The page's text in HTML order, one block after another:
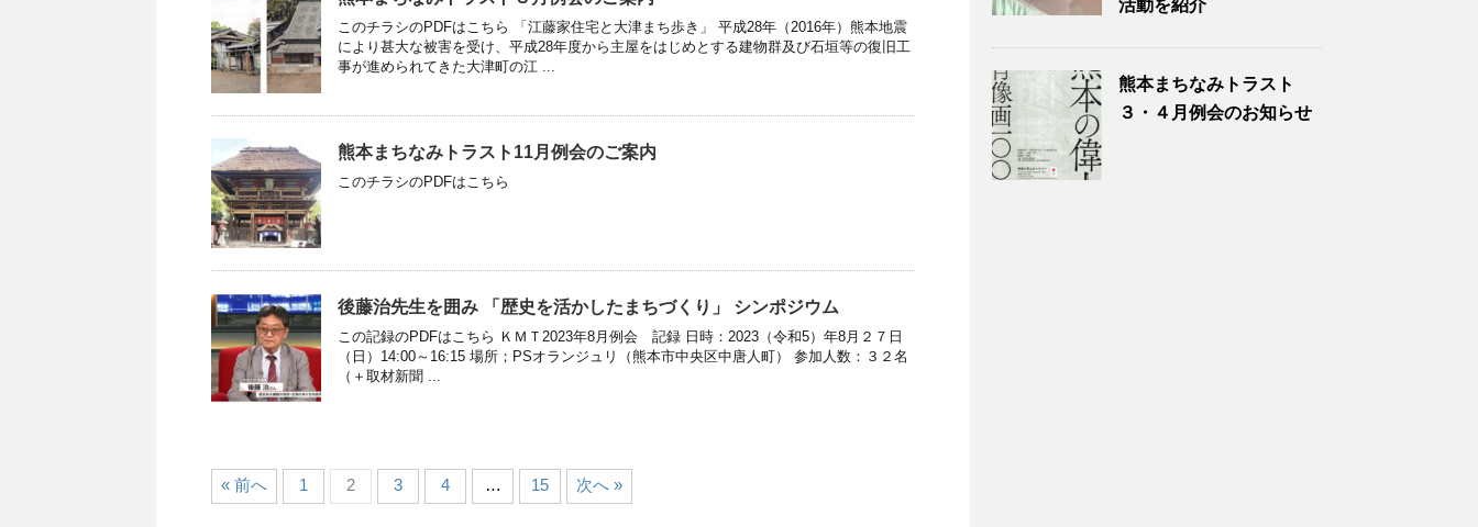
このチラシのPDFはこちら 「江藤家住宅と大津まち歩き」 平成28年（2016年）熊本地震
により甚大な被害を受け、平成28年度から主屋をはじめとする建物群及び石垣等の復旧工
事が進められてきた大津町の江 ...
熊本まちなみトラスト11月例会のご案内
このチラシのPDFはこちら
後藤治先生を囲み 「歴史を活かしたまちづくり」 シンポジウム
この記録のPDFはこちら ＫＭＴ2023年8月例会 記録 日時：2023（令和5）年8月２７日
（日）14:00～16:15 場所；PSオランジュリ（熊本市中央区中唐人町） 参加人数：３２名
（＋取材新聞 ...
« 前へ 1 2 3 4 … 15 次へ »
活動を紹介
熊本まちなみトラスト
３・４月例会のお知らせ